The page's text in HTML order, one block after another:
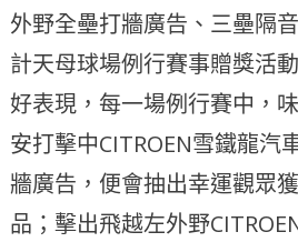
外野全壘打牆廣告、三壘隔
計天母球場例行賽事贈獎活
好表現，每一場例行賽中，
安打擊中CITROEN雪鐵龍汽
牆廣告，便會抽出幸運觀眾
品；擊出飛越左外野